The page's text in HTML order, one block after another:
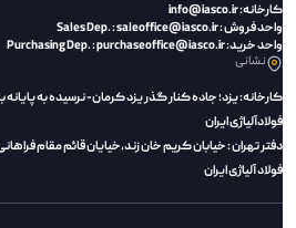
کارخانه: info@iasco.ir
واحد فروش : Sales Dep. : saleoffice@iasco.ir
واحد خرید: Purchasing Dep. : purchaseoffice@iasco.ir
نشانی
فولادآلیاژی ایران
فولاد آلیاژی ایران